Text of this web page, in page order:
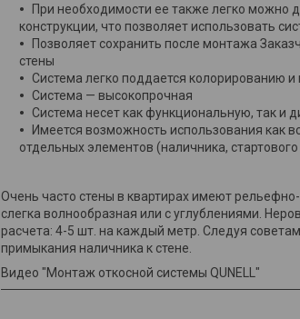
При необходимости ее также легко можно
конструкции, что позволяет использовать
Позволяет сохранить после монтажа
стены
Система легко поддается колорированию
Система — высокопрочная
Система несет как функциональную, так и
Имеется возможность использования как
отдельных элементов (наличника,
Очень часто стены в квартирах имеют
слегка волнообразная или с углублениями.
расчета: 4-5 шт. на каждый метр. Следуя
примыкания наличника к стене.
Видео "Монтаж откосной системы QUNELL"